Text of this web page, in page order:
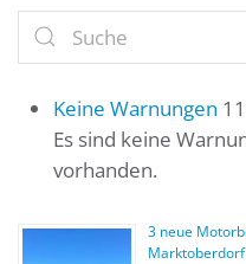
Keine Warnungen
Es sind keine
vorhanden.
3 neue
Marktoberdorf